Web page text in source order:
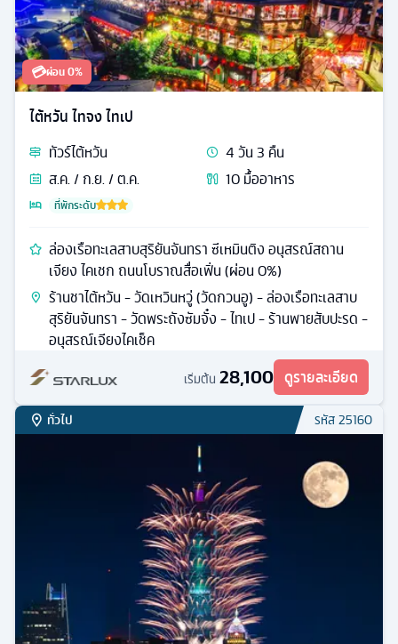
💳ผ่อน 0%
ไต้หวัน ไทจง ไทเป
ทัวร์ไต้หวัน 4วัน3 คืน
ส.ค. / ก.ย. / ต.ค.
10มื้ออาหาร
ที่พักระดับ
ล่องเรือทะเลสาบสุริยันจันทรา ซีเหมินติง อนุสรณ์สถาน
เจียง ไคเชก ถนนโบราณสื่อเฟิ่น (ผ่อน 0%)
ร้านชาไต้หวัน - วัดเหวินหวู่ (วัดกวนอู) - ล่องเรือทะเลสาบ
สุริยันจันทรา - วัดพระถังซัมจั๋ง - ไทเป - ร้านพายสับปะรด -
อนุสรณ์เจียงไคเช็ค
เริ่มต้น 28,100 ดูรายละเอียด
ทั่วไป รหัส25160